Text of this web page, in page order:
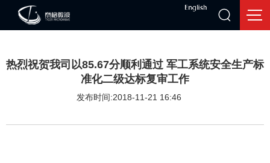
热烈祝贺我司以85.67分顺利通过 军工系统安全生产标
准化二级达标复审工作
发布时间:2018-11-21 16:46